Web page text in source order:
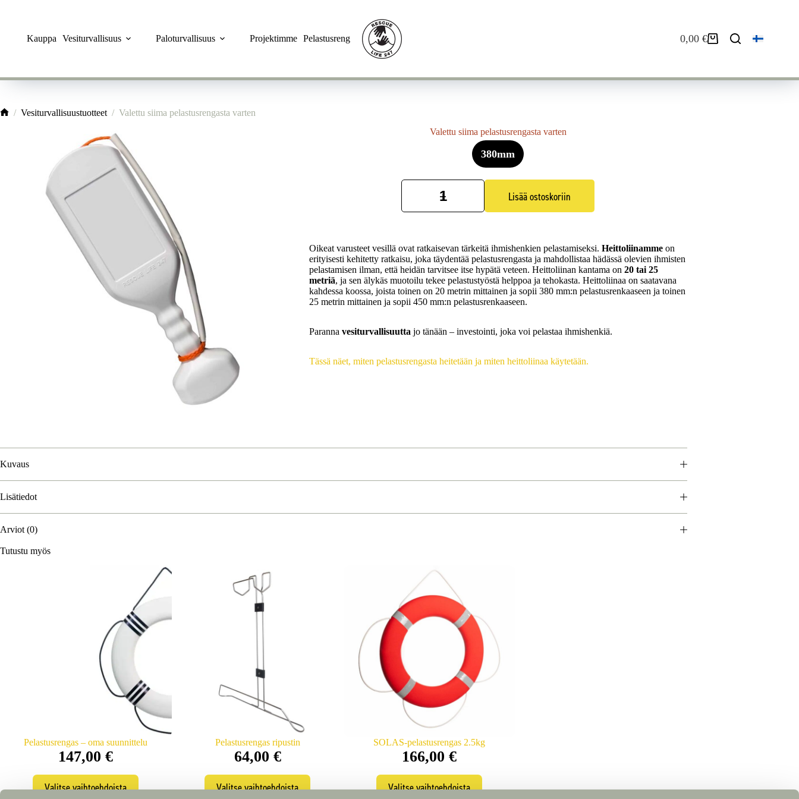
Kauppa
Vesiturvallisuus Paloturvallisuus Projektimme Pelastusrengas Yhteys Ostoskori
0,00 €
/ Vesiturvallisuustuotteet / Valettu siima pelastusrengasta varten
Valettu siima pelastusrengasta varten
380mm
Valettu
siima
Lisää ostoskoriin
Oikeat varusteet vesillä ovat ratkaisevan tärkeitä ihmishenkien pelastamiseksi. Heittoliinammeon
erityisesti kehitetty ratkaisu, joka täydentää pelastusrengasta ja mahdollistaa hädässä olevien ihmisten
pelastamisen ilman, että heidän tarvitsee itse hypätä veteen. Heittoliinan kantama on 20 tai 25
metriä, ja sen älykäs muotoilu tekee pelastustyöstä helppoa ja tehokasta. Heittoliinaa on saatavana
kahdessa koossa, joista toinen on 20 metrin mittainen ja sopii 380 mm:n pelastusrenkaaseen ja toinen
25 metrin mittainen ja sopii 450 mm:n pelastusrenkaaseen.
Paranna vesiturvallisuutta jo tänään – investointi, joka voi pelastaa ihmishenkiä.
Tässä näet, miten pelastusrengasta heitetään ja miten heittoliinaa käytetään.
Kuvaus
Lisätiedot
Arviot (0)
Tutustu myös
Pelastusrengas – oma suunnittelu
147,00€
Valitse vaihtoehdoista
tuotteella
Pelastusrengas ripustin
64,00 €
Valitse vaihtoehdoista
tuotteella
SOLAS-pelastusrengas 2.5kg
166,00€
Valitse vaihtoehdoista
tuotteella